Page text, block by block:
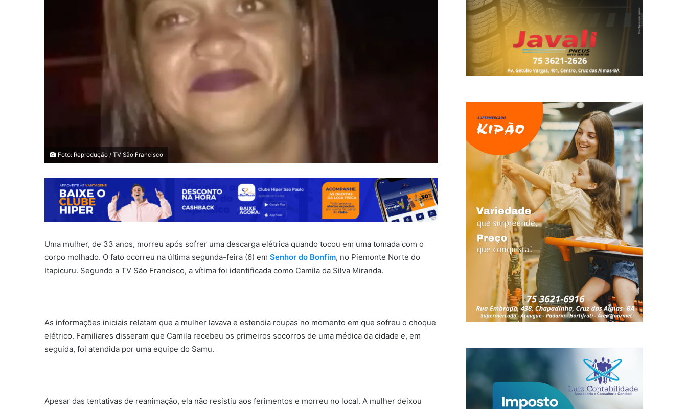
Foto: Reprodução / TV São Francisco
Uma mulher, de 33 anos, morreu após sofrer uma descarga elétrica quando tocou em uma tomada com o
corpo molhado. O fato ocorreu na última segunda-feira (6) em Senhor do Bonfim, no Piemonte Norte do
Itapicuru. Segundo a TV São Francisco, a vítima foi identificada como Camila da Silva Miranda.
As informações iniciais relatam que a mulher lavava e estendia roupas no momento em que sofreu o choque
elétrico. Familiares disseram que Camila recebeu os primeiros socorros de uma médica da cidade e, em
seguida, foi atendida por uma equipe do Samu.
Apesar das tentativas de reanimação, ela não resistiu aos ferimentos e morreu no local. A mulher deixou